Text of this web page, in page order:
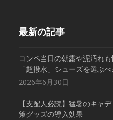
最新の記事
コンペ当日の朝露や泥汚れ
「超撥水」シューズを選ぶ
2026年6月30日
【支配人必読】猛暑のキャ
策グッズの導入効果